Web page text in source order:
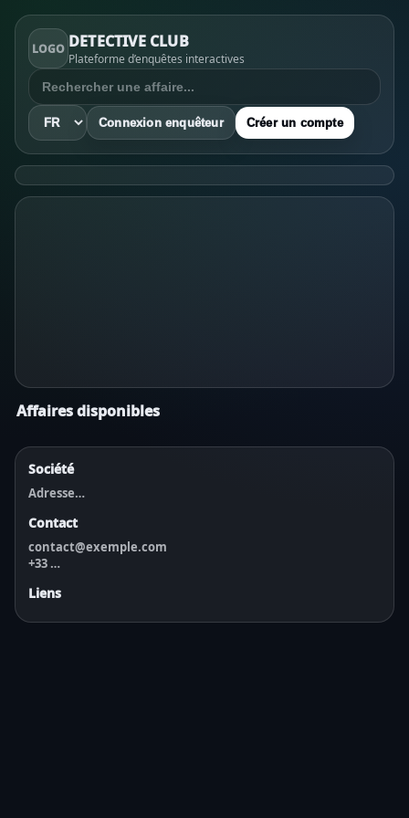
LOGO DETECTIVE CLUB
Plateforme d’enquêtes interactives
Connexion enquêteur Créer un compte
Affaires disponibles
Société
Adresse…
Contact
contact@exemple.com
+33 …
Liens